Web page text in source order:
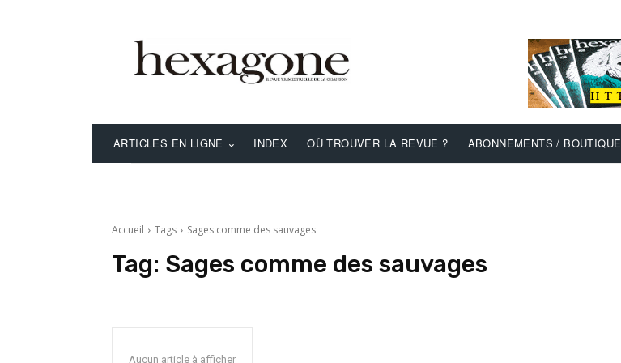
ARTICLES EN LIGNE INDEX OÙ TROUVER LA REVUE ? ABONNEMENTS / BOUTIQUE
Accueil Tags Sages comme des sauvages
Tag: Sages comme des sauvages
Aucun article à afficher